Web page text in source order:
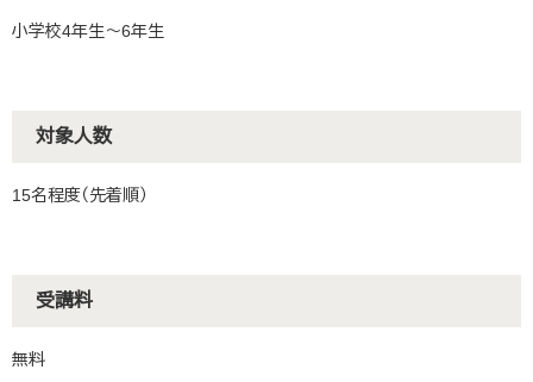
小学校4年生～6年生
対象人数
15名程度（先着順）
受講料
無料